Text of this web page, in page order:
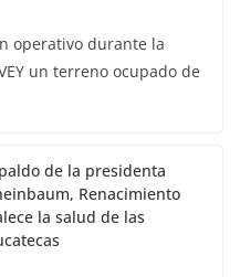
operativo durante la
un terreno ocupado de
de la presidenta
Renacimiento
la salud de las